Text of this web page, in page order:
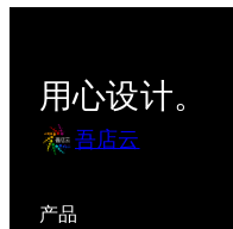
用心设计。
吾店云
产品